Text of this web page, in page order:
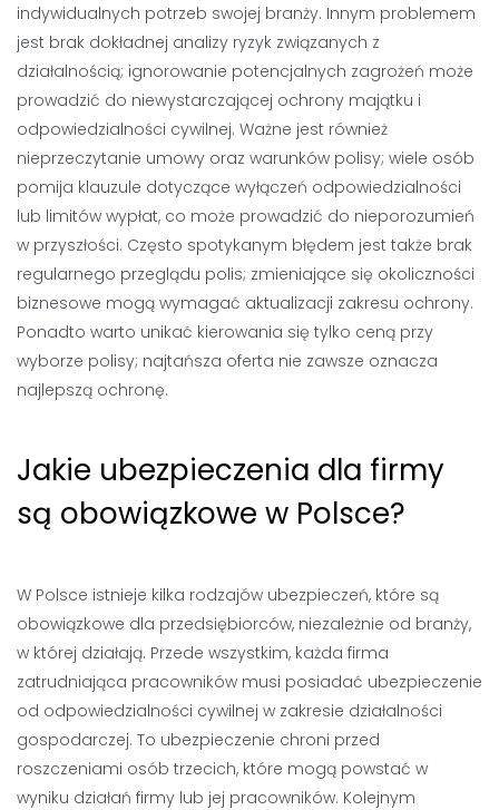
indywidualnych potrzeb swojej branży. Innym problemem
jest brak dokładnej analizy ryzyk związanych z
działalnością; ignorowanie potencjalnych zagrożeń może
prowadzić do niewystarczającej ochrony majątku i
odpowiedzialności cywilnej. Ważne jest również
nieprzeczytanie umowy oraz warunków polisy; wiele osób
pomija klauzule dotyczące wyłączeń odpowiedzialności
lub limitów wypłat, co może prowadzić do nieporozumień
w przyszłości. Często spotykanym błędem jest także brak
regularnego przeglądu polis; zmieniające się okoliczności
biznesowe mogą wymagać aktualizacji zakresu ochrony.
Ponadto warto unikać kierowania się tylko ceną przy
wyborze polisy; najtańsza oferta nie zawsze oznacza
najlepszą ochronę.
Jakie ubezpieczenia dla firmy
są obowiązkowe w Polsce?
W Polsce istnieje kilka rodzajów ubezpieczeń, które są
obowiązkowe dla przedsiębiorców, niezależnie od branży,
w której działają. Przede wszystkim, każda firma
zatrudniająca pracowników musi posiadać ubezpieczenie
od odpowiedzialności cywilnej w zakresie działalności
gospodarczej. To ubezpieczenie chroni przed
roszczeniami osób trzecich, które mogą powstać w
wyniku działań firmy lub jej pracowników. Kolejnym